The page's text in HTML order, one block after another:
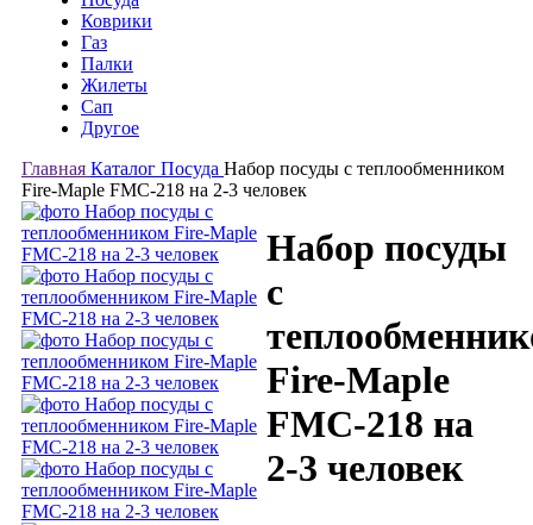
Коврики
Газ
Палки
Жилеты
Сап
Другое
Главная Каталог Посуда Набор посуды с теплообменником
Fire-Maple FMC-218 на 2-3 человек
Набор посуды
с
Fire-Maple
FMC-218 на
2-3 человек